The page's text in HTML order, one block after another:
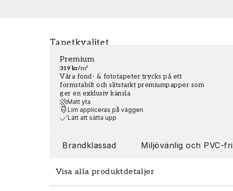
Tapetkvalitet
Premium
319 kr/m²
Våra fond- & fototapeter trycks på ett
formstabilt och slitstarkt premiumpapper som
ger en exklusiv känsla
Matt yta
Lim appliceras på väggen
Lätt att sätta upp
Brandklassad Miljövänlig och PVC-fri
Visa alla produktdetaljer